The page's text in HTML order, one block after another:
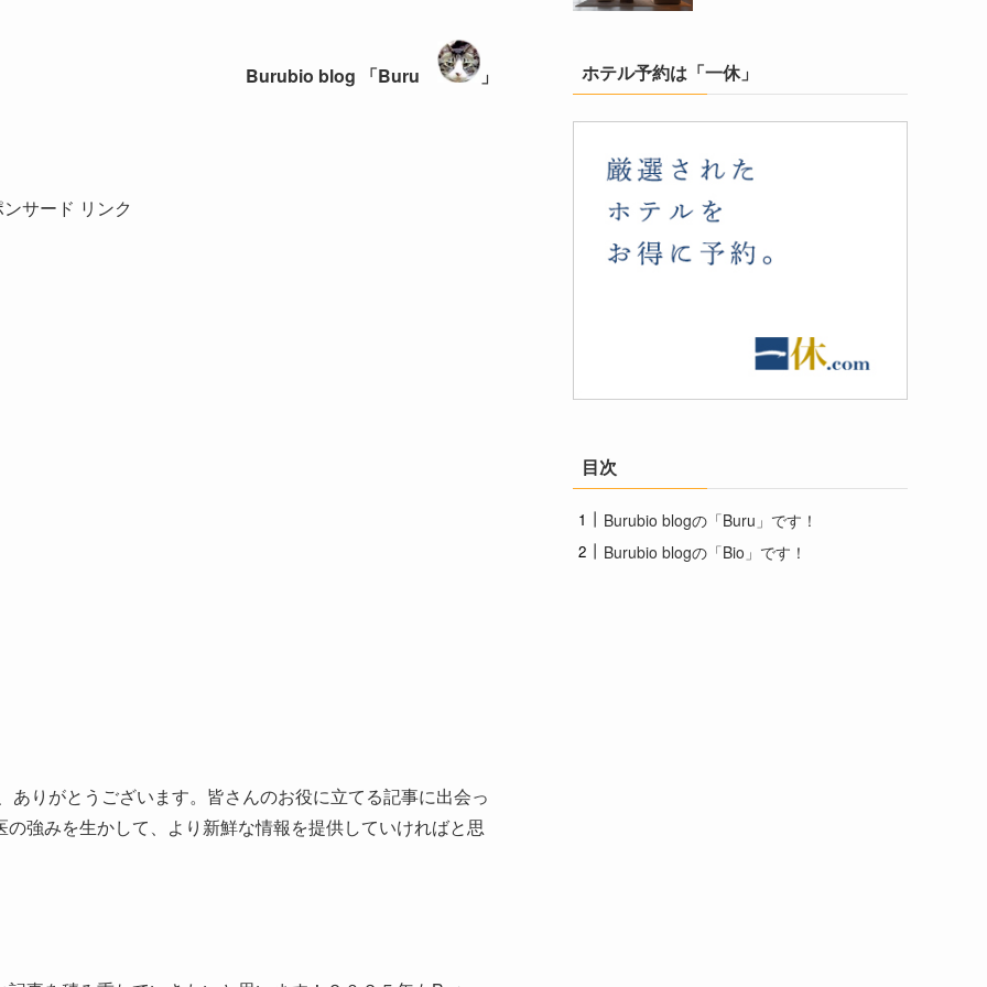
Burubio blog 「Buru 」
サード リンク
ありがとうございます。皆さんのお役に立てる記事に出会っ
強みを生かして、より新鮮な情報を提供していければと思
ホテル予約は「一休」
目次
Burubio blogの「Buru」です！
Burubio blogの「Bio」です！